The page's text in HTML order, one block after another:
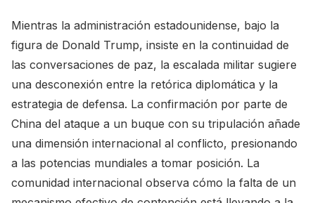
Mientras la administración estadounidense, bajo la
figura de Donald Trump, insiste en la continuidad de
las conversaciones de paz, la escalada militar sugiere
una desconexión entre la retórica diplomática y la
estrategia de defensa. La confirmación por parte de
China del ataque a un buque con su tripulación añade
una dimensión internacional al conflicto, presionando
a las potencias mundiales a tomar posición. La
comunidad internacional observa cómo la falta de un